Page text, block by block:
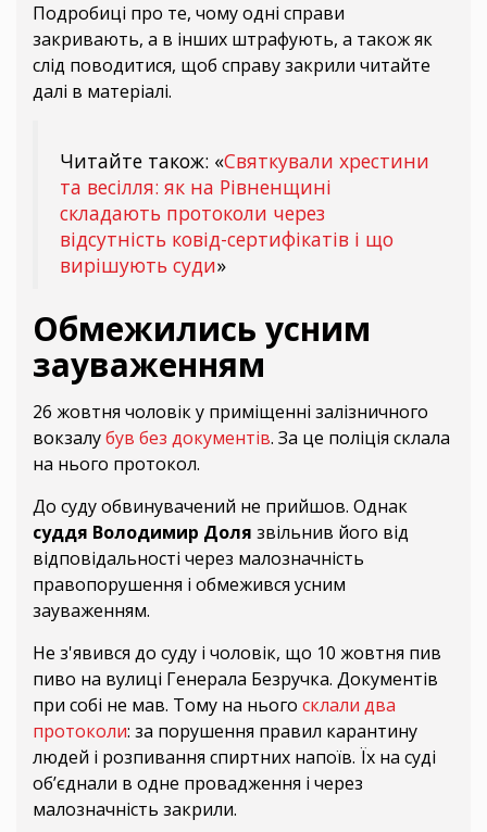
Подробиці про те, чому одні справи
закривають, а в інших штрафують, а також як
слід поводитися, щоб справу закрили читайте
далі в матеріалі.
Читайте також: «Святкували хрестини
та весілля: як на Рівненщині
складають протоколи через
відсутність ковід-сертифікатів і що
вирішують суди»
Обмежились усним
зауваженням
26 жовтня чоловік у приміщенні залізничного
вокзалубув без документів. За це поліція склала
на нього протокол.
До суду обвинувачений не прийшов. Однак
суддя Володимир Доля звільнив його від
відповідальності через малозначність
правопорушення і обмежився усним
зауваженням.
Не з'явився до суду і чоловік, що 10 жовтня пив
пиво на вулиці Генерала Безручка. Документів
при собі не мав. Тому на нього склали два
протоколи: за порушення правил карантину
людей і розпивання спиртних напоїв. Їх на суді
об’єднали в одне провадження і через
малозначність закрили.